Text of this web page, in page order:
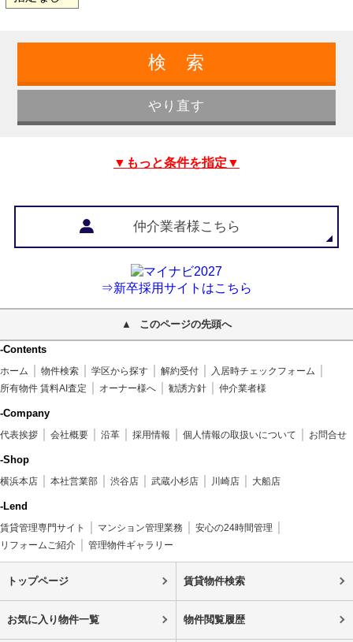
▼もっと条件を指定▼
仲介業者様こちら
⇒新卒採用サイトはこちら
このページの先頭へ
-Contents
ホーム 物件検索 学区から探す 解約受付
入居時チェックフォーム
所有物件 賃料AI査定
オーナー様へ 勧誘方針 仲介業者様
-Company
代表挨拶 会社概要 沿革 採用情報 個人情報の取扱いについて お問合せ
-Shop
横浜本店 本社営業部 渋谷店 武蔵小杉店 川崎店 大船店
-Lend
賃貸管理専門サイト マンション管理業務
安心の24時間管理
リフォームご紹介
管理物件ギャラリー
トップページ 賃貸物件検索
お気に入り物件一覧 物件閲覧履歴